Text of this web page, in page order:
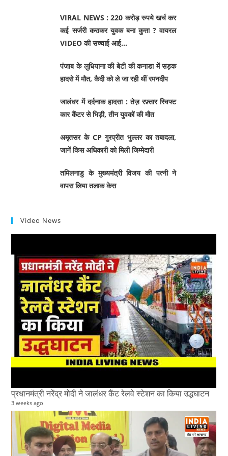
VIRAL NEWS : 220 करोड़ रुपये खर्च कर
कई सर्जरी कराकर युवक बना कुत्ता ? वायरल
VIDEO की सच्चाई आई…
पंजाब के लुधियाना की बेटी की कनाडा में सड़क
हादसे में माैत, कैदी को ले जा रही थीं रमनदीप
जालंधर में दर्दनाक हादसा : तेज़ रफ़्तार स्विफ्ट
कार कैंटर से भिड़ी, तीन युवकों की मौत
अमृतसर के CP गुरप्रीत भुल्लर का तबादला,
जानें किस अधिकारी को मिली जिम्मेदारी
तमिलनाडु के मुख्यमंत्री विजय की पत्नी ने
वापस लिया तलाक केस
Video News
प्रधानमंत्री नरेंद्र मोदी ने जालंधर कैंट रेलवे स्टेशन का किया उद्धघाटन
3 weeks ago